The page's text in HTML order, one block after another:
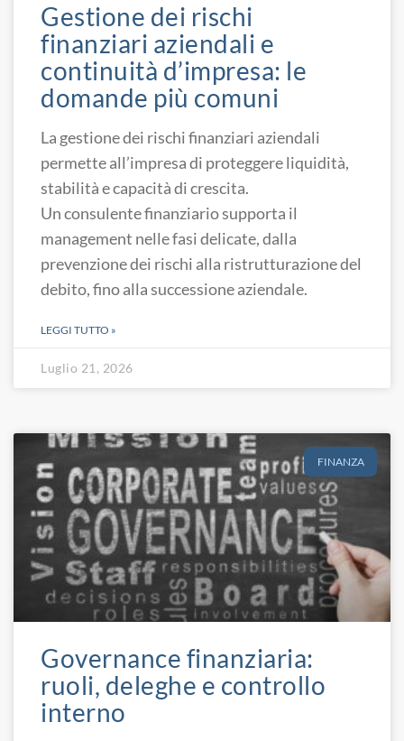
Gestione dei rischi
finanziari aziendali e
continuità d’impresa: le
domande più comuni
La gestione dei rischi finanziari aziendali
permette all’impresa di proteggere liquidità,
stabilità e capacità di crescita.
Un consulente finanziario supporta il
management nelle fasi delicate, dalla
prevenzione dei rischi alla ristrutturazione del
debito, fino alla successione aziendale.
LEGGI TUTTO »
Luglio 21, 2026
FINANZA
Governance finanziaria:
ruoli, deleghe e controllo
interno